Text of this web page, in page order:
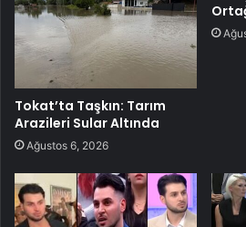
Tokat’ta Taşkın: Tarım
Arazileri Sular Altında
Ağustos 6, 2026